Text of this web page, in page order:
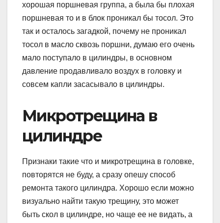
хорошая поршневая группа, а была бы плохая
поршневая то и в блок проникал бы тосол. Это
так и осталось загадкой, почему не проникал
тосол в масло сквозь поршни, думаю его очень
мало поступало в цилиндры, в основном
давление продавливало воздух в головку и
совсем капли засасывало в цилиндры.
Микротрещина в
цилиндре
Признаки такие что и микротрещина в головке,
повторятся не буду, а сразу опешу способ
ремонта такого цилиндра. Хорошо если можно
визуально найти такую трещину, это может
быть скол в цилиндре, но чаще ее не видать, а